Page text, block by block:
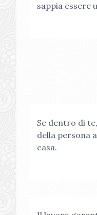
sappia essere
Se dentro di
della persona
casa.